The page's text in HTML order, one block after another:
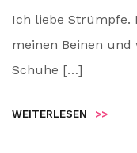
Ich liebe Strümpfe.
meinen Beinen
Schuhe […]
WEITERLESEN >>